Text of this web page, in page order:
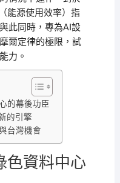
能源使用效率）指
此同時，專為AI設
爾定律的極限，試
力。
的幕後功臣
的引擎
台灣機會
色資料中心